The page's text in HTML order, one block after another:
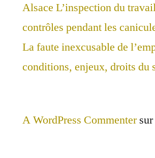
Alsace L’inspection du
contrôles pendant les
La faute inexcusable de
conditions, enjeux, droits du
A WordPress Commentersur